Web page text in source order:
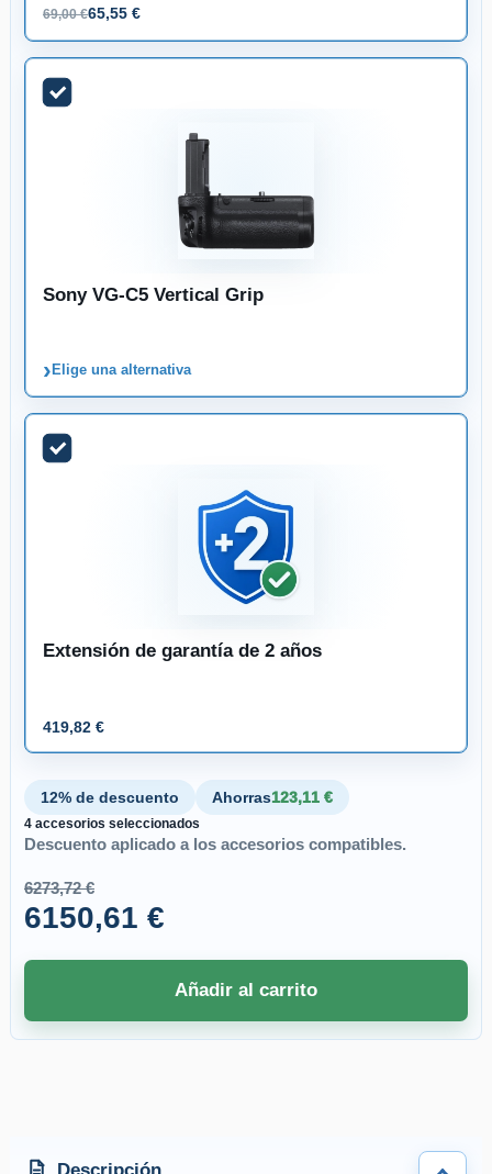
69,00 €65,55 €
Sony VG-C5 Vertical Grip
› Elige una alternativa
Extensión de garantía de 2 años
419,82 €
12% de descuento Ahorras123,11 €
4 accesorios seleccionados
Descuento aplicado a los accesorios compatibles.
6273,72 €
6150,61 €
Añadir al carrito